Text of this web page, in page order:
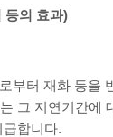
등의 효과)
부터 재화 등을
그 지연기간에
합니다.